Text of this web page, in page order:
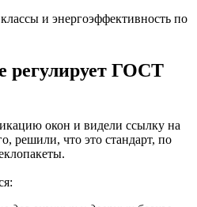
регулирует ГОСТ
окон и видели ссылку на
решили, что это стандарт, по